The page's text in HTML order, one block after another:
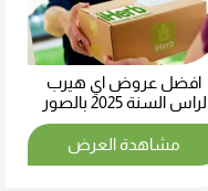
افضل عروض اي هيرب
لراس السنة 2025 بالصور
مشاهدة العرض